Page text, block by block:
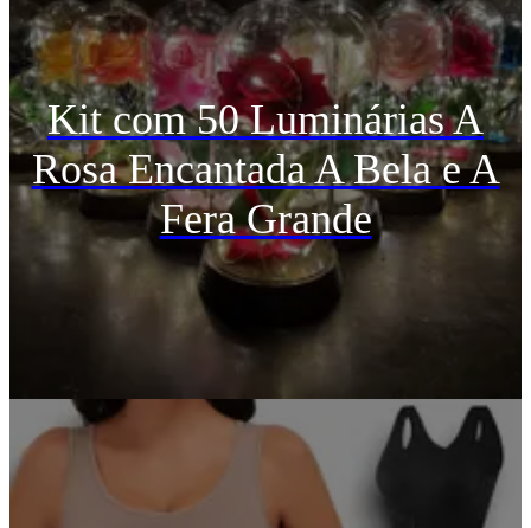
Kit com 50 Luminárias A
Rosa Encantada A Bela e A
Fera Grande